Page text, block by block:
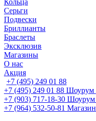
Кольца
Серьги
Подвески
Бриллианты
Браслеты
Эксклюзив
Магазины
О нас
Акция
+7 (495) 249 01 88
+7 (495) 249 01 88 Шоурум
+7 (903) 717-18-30 Шоурум
+7 (964) 532-50-81